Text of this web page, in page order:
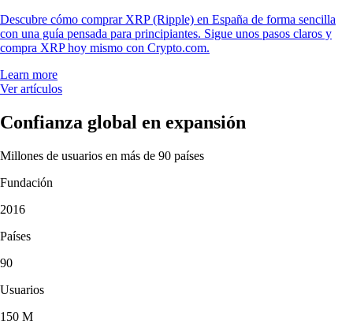
Descubre cómo comprar XRP (Ripple) en España de forma sencilla
con una guía pensada para principiantes. Sigue unos pasos claros y
compra XRP hoy mismo con Crypto.com.
Learn more
Ver artículos
Confianza global en expansión
Millones de usuarios en más de 90 países
Fundación
2016
Países
90
Usuarios
150 M